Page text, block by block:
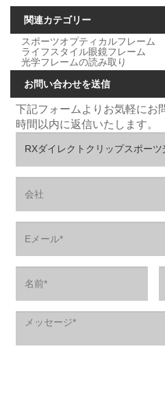
関連カテゴリー
スポーツオプティカルフレーム
ライフスタイル眼鏡フレーム
光学フレームの読み取り
お問い合わせを送信
下記フォームよりお気軽にお
時間以内に返信いたします。